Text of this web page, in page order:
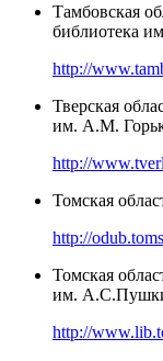
Тамбовская
библиотека
http://
Тверская
им. А.М.
http://
Томская
http://
Томская
им.
http://